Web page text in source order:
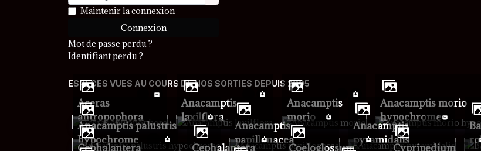
Afficher le mot de passe
Maintenir la connexion
Connexion
Mot de passe perdu ?
Identifiant perdu ?
ESPECES VUES AU COURS DE NOS SORTIES DEPUIS 2005
Aceras
antropophora
Anacamptis
laxilflora
Anacamptis
morio
Anacamptis morio
hypochrome
Anacamptis palustris
hypochrome
Anacamptis
papillonacea
Anacamptis
pyramidalis
Barlia
Cephalantera
Cephalantera
Coeloglossum
Cypripedium